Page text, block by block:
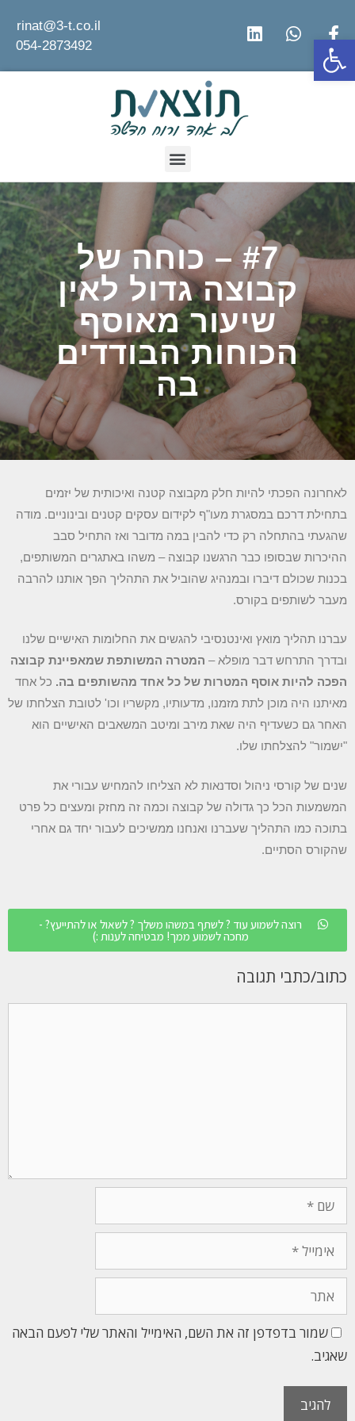
פתח סרגל נגישות
rinat@3-t.co.il
054-2873492
#7 – כוחה של
קבוצה גדול לאין
שיעור מאוסף
הכוחות הבודדים
בה
לאחרונה הפכתי להיות חלק מקבוצה קטנה ואיכותית של יזמים
בתחילת דרכם במסגרת מעו"ף לקידום עסקים קטנים ובינוניים. מודה
שהגעתי בהתחלה רק כדי להבין במה מדובר ואז התחיל סבב
ההיכרות שבסופו כבר הרגשנו קבוצה – משהו באתגרים המשותפים,
בכנות שכולם דיברו ובמנהיג שהוביל את התהליך הפך אותנו להרבה
מעבר לשותפים בקורס.
עברנו תהליך מואץ ואינטנסיבי להגשים את החלומות האישיים שלנו
ובדרך התרחש דבר מופלא – המטרה המשותפת שמאפיינת קבוצה
הפכה להיות אוסף המטרות של כל אחד מהשותפים בה. כל אחד
מאיתנו היה מוכן לתת מזמנו, מדעותיו, מקשריו וכו' לטובת הצלחתו של
האחר גם כשעדיף היה שאת מירב ומיטב המשאבים האישיים הוא
"ישמור" להצלחתו שלו.
שנים של קורסי ניהול וסדנאות לא הצליחו להמחיש עבורי את
המשמעות הכל כך גדולה של קבוצה וכמה זה מחזק ומעצים כל פרט
בתוכה כמו התהליך שעברנו ואנחנו ממשיכים לעבור יחד גם אחרי
שהקורס הסתיים.
רוצה לשמוע עוד ? לשתף במשהו משלך ? לשאול או להתייעץ? -
מחכה לשמוע ממך! מבטיחה לענות :)
כתוב/כתבי תגובה
שמור בדפדפן זה את השם, האימייל והאתר שלי לפעם הבאה
שאגיב.